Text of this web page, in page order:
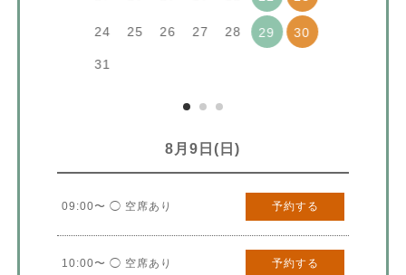
24 25 26 27 28 29 30
31
8月9日(日)
09:00〜 ◯ 空席あり 予約する
10:00〜 ◯ 空席あり 予約する